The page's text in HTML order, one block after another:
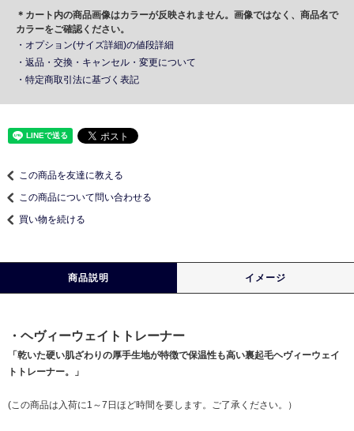
＊カート内の商品画像はカラーが反映されません。画像ではなく、商品名で
カラーをご確認ください。
・オプション(サイズ詳細)の値段詳細
・返品・交換・キャンセル・変更について
・特定商取引法に基づく表記
この商品を友達に教える
この商品について問い合わせる
買い物を続ける
商品説明 イメージ
・ヘヴィーウェイトトレーナー
「乾いた硬い肌ざわりの厚手生地が特徴で保温性も高い裏起毛ヘヴィーウェイ
トトレーナー。」
(この商品は入荷に1～7日ほど時間を要します。ご了承ください。）